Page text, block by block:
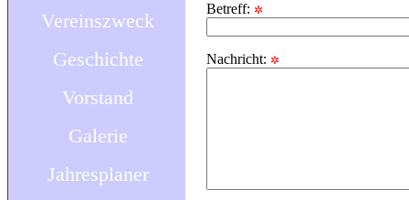
Vereinszweck
Geschichte
Vorstand
Galerie
Jahresplaner
Betreff: ✲
Nachricht: ✲